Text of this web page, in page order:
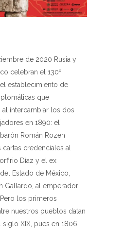
de 2020 Rusia y
celebran el 130º
establecimiento de
que
intercambiar los dos
en 1890: el
Román Rozen
cartas credenciales al
Díaz y el ex
Estado de México,
Gallardo, al emperador
los primeros
nuestros pueblos datan
XIX, pues en 1806